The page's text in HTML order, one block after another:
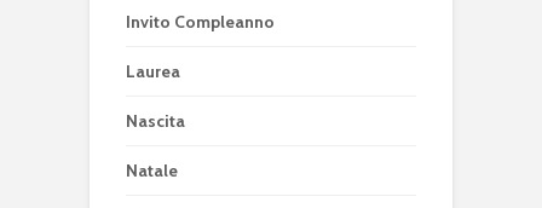
Invito Compleanno
Laurea
Nascita
Natale